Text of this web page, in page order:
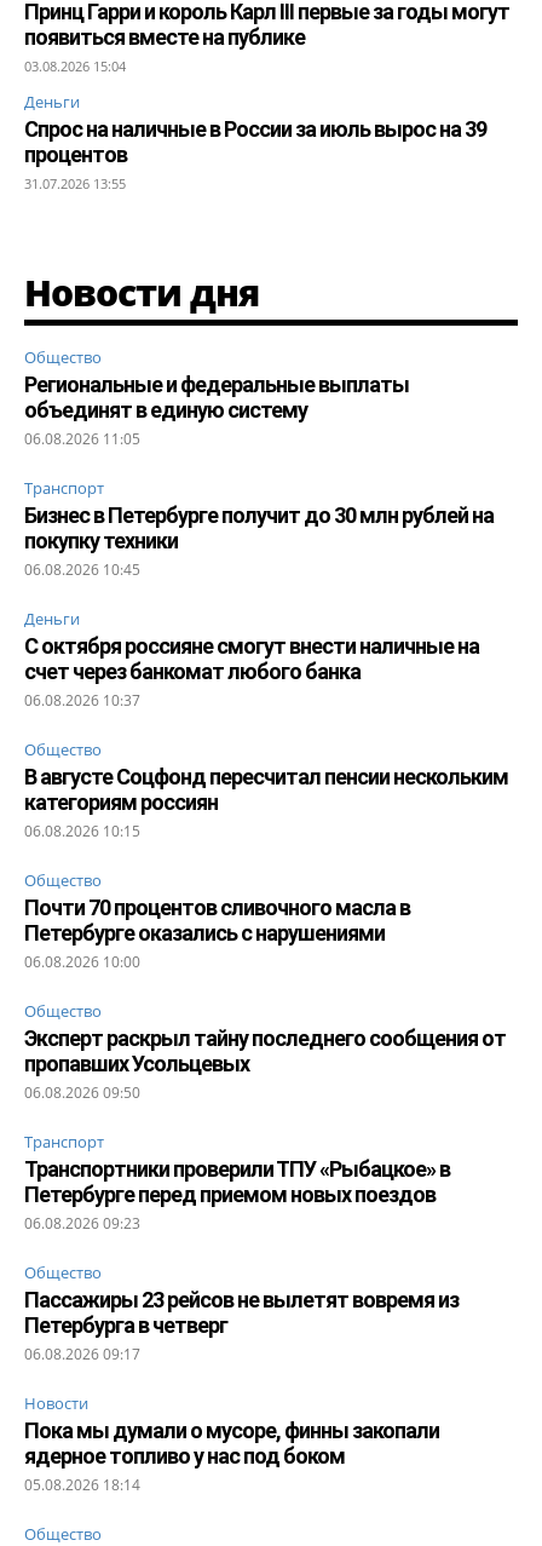
Принц Гарри и король Карл III первые за годы могут
появиться вместе на публике
03.08.2026 15:04
Деньги
Спрос на наличные в России за июль вырос на 39
процентов
31.07.2026 13:55
Новости дня
Общество
Региональные и федеральные выплаты
объединят в единую систему
06.08.2026 11:05
Транспорт
Бизнес в Петербурге получит до 30 млн рублей на
покупку техники
06.08.2026 10:45
Деньги
С октября россияне смогут внести наличные на
счет через банкомат любого банка
06.08.2026 10:37
Общество
В августе Соцфонд пересчитал пенсии нескольким
категориям россиян
06.08.2026 10:15
Общество
Почти 70 процентов сливочного масла в
Петербурге оказались с нарушениями
06.08.2026 10:00
Общество
Эксперт раскрыл тайну последнего сообщения от
пропавших Усольцевых
06.08.2026 09:50
Транспорт
Транспортники проверили ТПУ «Рыбацкое» в
Петербурге перед приемом новых поездов
06.08.2026 09:23
Общество
Пассажиры 23 рейсов не вылетят вовремя из
Петербурга в четверг
06.08.2026 09:17
Новости
Пока мы думали о мусоре, финны закопали
ядерное топливо у нас под боком
05.08.2026 18:14
Общество